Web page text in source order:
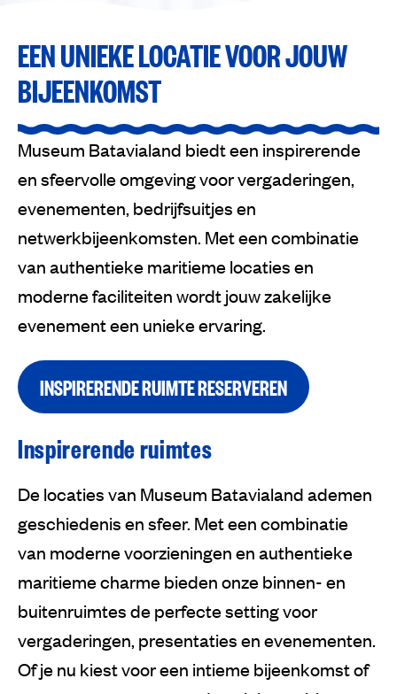
EEN UNIEKE LOCATIE VOOR JOUW
BIJEENKOMST
Museum Batavialand biedt een inspirerende
en sfeervolle omgeving voor vergaderingen,
evenementen, bedrijfsuitjes en
netwerkbijeenkomsten. Met een combinatie
van authentieke maritieme locaties en
moderne faciliteiten wordt jouw zakelijke
evenement een unieke ervaring.
INSPIRERENDE RUIMTE RESERVEREN
Inspirerende ruimtes
De locaties van Museum Batavialand ademen
geschiedenis en sfeer. Met een combinatie
van moderne voorzieningen en authentieke
maritieme charme bieden onze binnen- en
buitenruimtes de perfecte setting voor
vergaderingen, presentaties en evenementen.
Of je nu kiest voor een intieme bijeenkomst of